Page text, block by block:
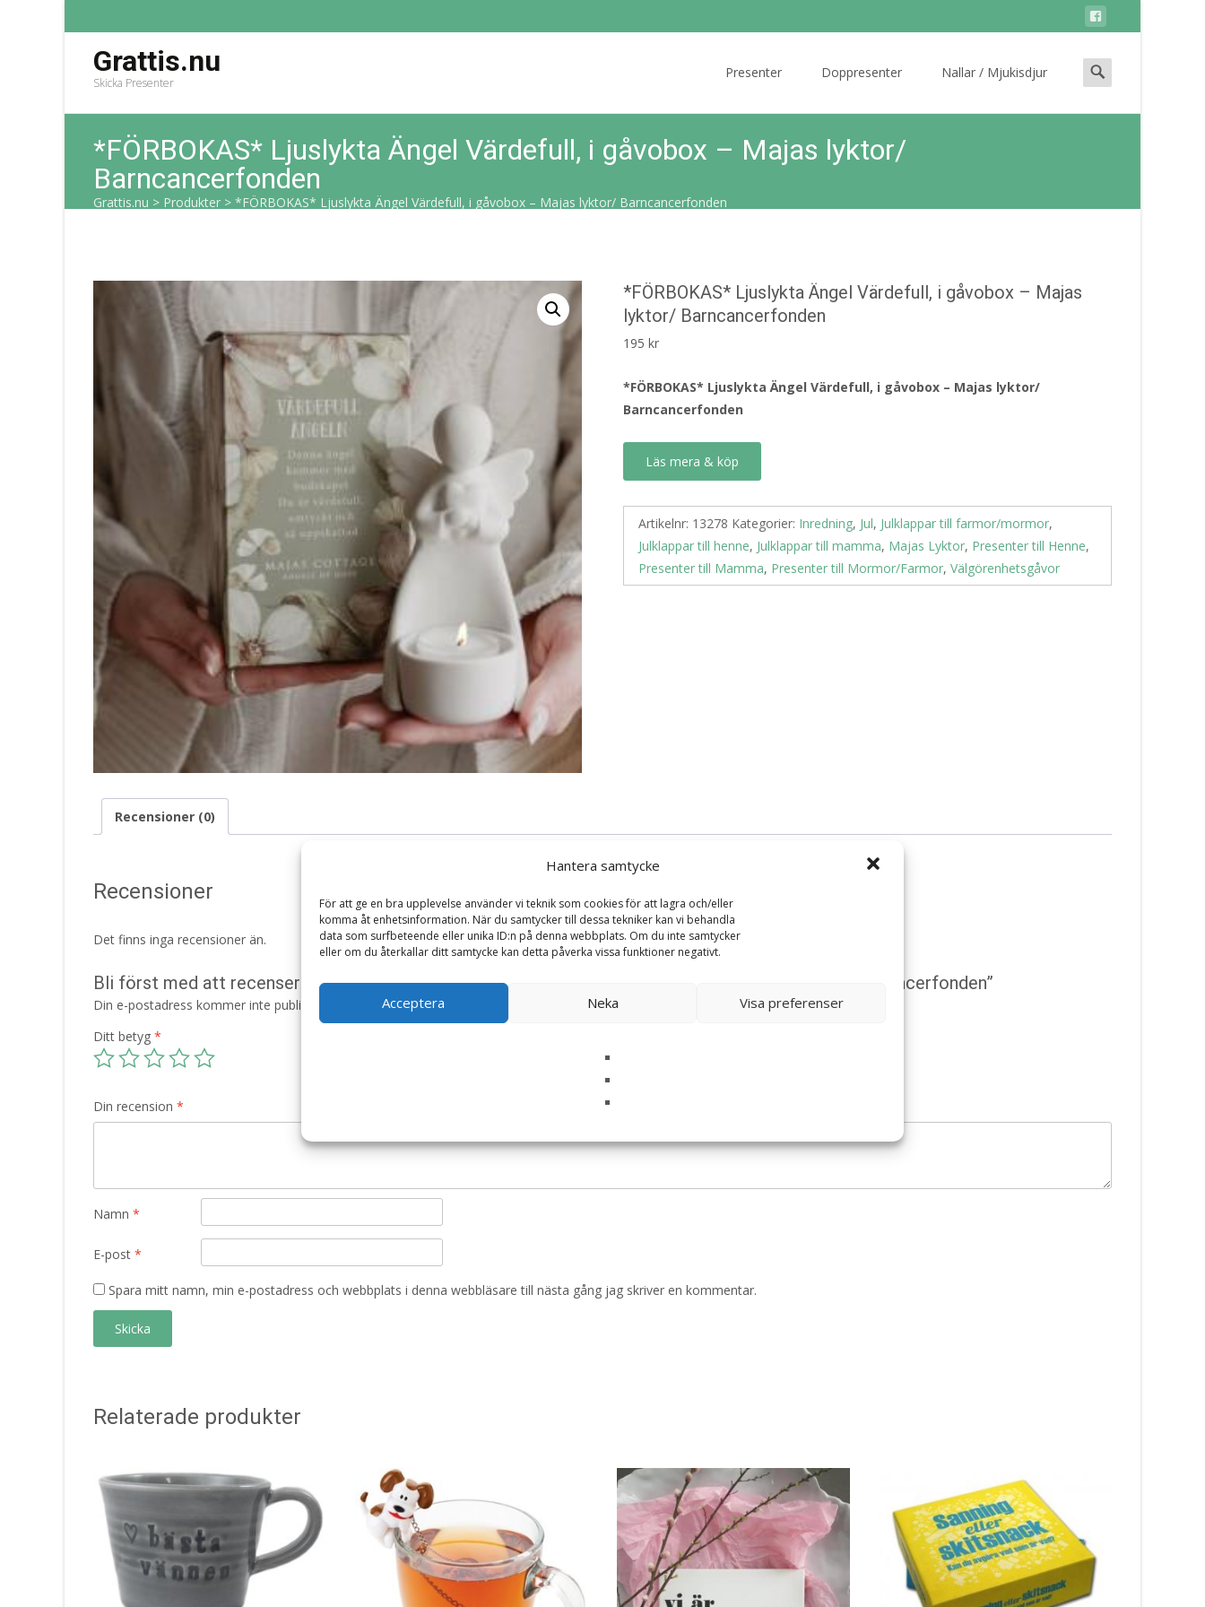
Hantera samtycke
För att ge en bra upplevelse använder vi teknik som cookies för att lagra och/eller
komma åt enhetsinformation. När du samtycker till dessa tekniker kan vi behandla
data som surfbeteende eller unika ID:n på denna webbplats. Om du inte samtycker
eller om du återkallar ditt samtycke kan detta påverka vissa funktioner negativt.
Acceptera Neka Visa preferenser
Grattis.nu
Skicka Presenter
Presenter Doppresenter Nallar / Mjukisdjur
Search
for:
*FÖRBOKAS* Ljuslykta Ängel Värdefull, i gåvobox – Majas lyktor/
Barncancerfonden
Grattis.nu > Produkter > *FÖRBOKAS* Ljuslykta Ängel Värdefull, i gåvobox – Majas lyktor/ Barncancerfonden
*FÖRBOKAS* Ljuslykta Ängel Värdefull, i gåvobox – Majas
lyktor/ Barncancerfonden
195 kr
*FÖRBOKAS* Ljuslykta Ängel Värdefull, i gåvobox – Majas lyktor/
Barncancerfonden
Läs mera & köp
Artikelnr: 13278 Kategorier: Inredning, Jul, Julklappar till farmor/mormor,
Julklappar till henne, Julklappar till mamma, Majas Lyktor, Presenter till Henne,
Presenter till Mamma, Presenter till Mormor/Farmor, Välgörenhetsgåvor
Recensioner (0)
Recensioner
Det finns inga recensioner än.
Bli först med att recensera ”*FÖRBOKAS* Ljuslykta Ängel Värdefull, i gåvobox – Majas lyktor/ Barncancerfonden”
Din e-postadress kommer inte publiceras. Obligatoriska fält är märkta
Ditt betyg *
Din recension *
Namn *
E-post *
Spara mitt namn, min e-postadress och webbplats i denna webbläsare till nästa gång jag skriver en kommentar.
Relaterade produkter